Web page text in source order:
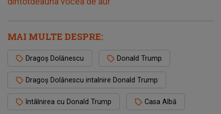
MAI MULTE DESPRE:
Dragoș Dolănescu Donald Trump
Dragoș Dolănescu intalnire Donald Trump
întâlnirea cu Donald Trump Casa Albă